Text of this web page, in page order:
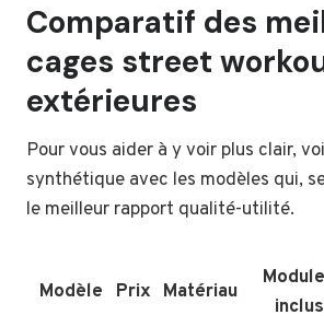
Comparatif des
cages street
extérieures
Pour vous aider à y voir plus clair,
synthétique avec les modèles qui,
le meilleur rapport qualité-utilité.
Modèle Prix Matériau
inclus